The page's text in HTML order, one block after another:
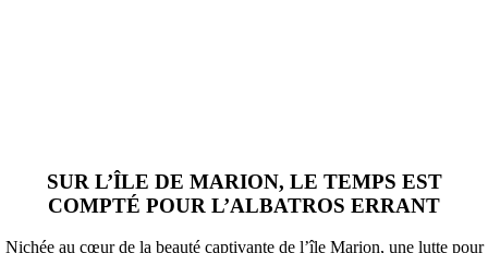
SUR L’ÎLE DE MARION, LE TEMPS EST
COMPTÉ POUR L’ALBATROS ERRANT
Nichée au cœur de la beauté captivante de l’île Marion, une lutte pour